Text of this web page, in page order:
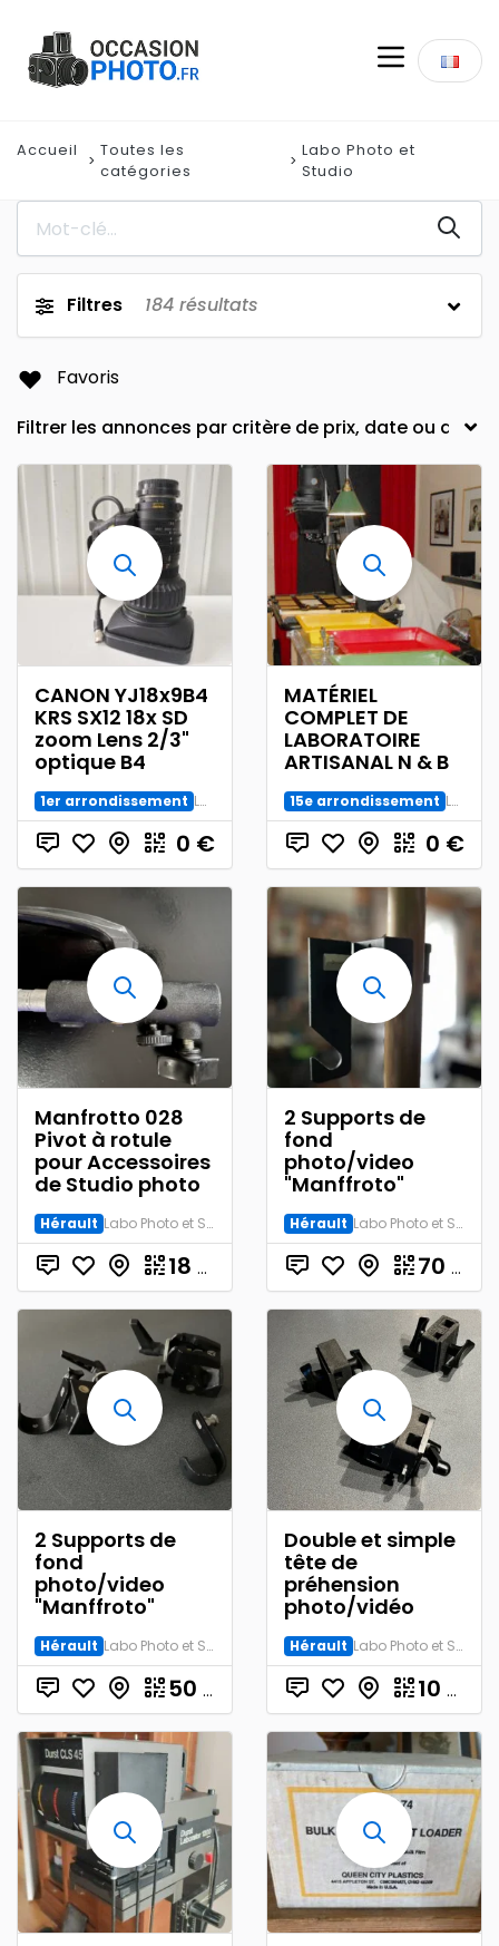
Accueil
Toutes les
catégories
Labo Photo et
Studio
Filtres 184 résultats
Favoris
CANON YJ18x9B4
KRS SX12 18x SD
zoom Lens 2/3"
optique B4
1er arrondissement Labo Photo et Studio
0 €
MATÉRIEL
COMPLET DE
LABORATOIRE
ARTISANAL N & B
15e arrondissement Labo Photo et Studio
0 €
Manfrotto 028
Pivot à rotule
pour Accessoires
de Studio photo
Hérault Labo Photo et Studio
18
2 Supports de
fond
photo/video
"Manffroto"
Hérault Labo Photo et Studio
70
2 Supports de
fond
photo/video
"Manffroto"
Hérault Labo Photo et Studio
50
Double et simple
tête de
préhension
photo/vidéo
Hérault Labo Photo et Studio
10